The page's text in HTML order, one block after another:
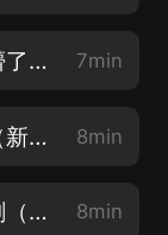
贅婿雄起風水路 002 被老婆扇懵了（連續一週爆更八集，歡樂暢聽） 7min
贅婿雄起風水路 003 天降豪禮（新書上架，求關注訂閱好評月票） 8min
贅婿雄起風水路 004 三年磨一劍（新書上架，求關注訂閱好評月票） 8min